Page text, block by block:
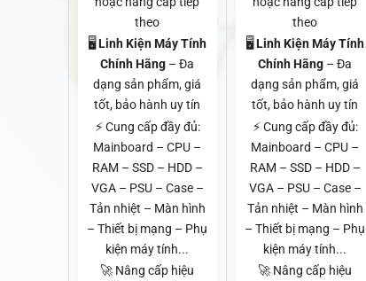
theo
🖥️Linh Kiện Máy Tính
Chính Hãng – Đa
dạng sản phẩm, giá
tốt, bảo hành uy tín
⚡ Cung cấp đầy đủ:
Mainboard – CPU –
RAM – SSD – HDD –
VGA – PSU – Case –
Tản nhiệt – Màn hình
– Thiết bị mạng – Phụ
kiện máy tính...
🚀 Nâng cấp hiệu
theo
🖥️Linh Kiện Máy Tính
Chính Hãng – Đa
dạng sản phẩm, giá
tốt, bảo hành uy tín
⚡ Cung cấp đầy đủ:
Mainboard – CPU –
RAM – SSD – HDD –
VGA – PSU – Case –
Tản nhiệt – Màn hình
– Thiết bị mạng – Phụ
kiện máy tính...
🚀 Nâng cấp hiệu